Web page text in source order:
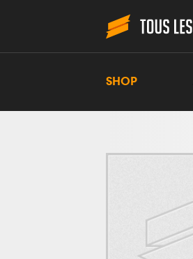
SHOP